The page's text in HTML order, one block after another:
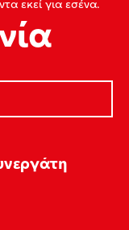
εκεί για εσένα.